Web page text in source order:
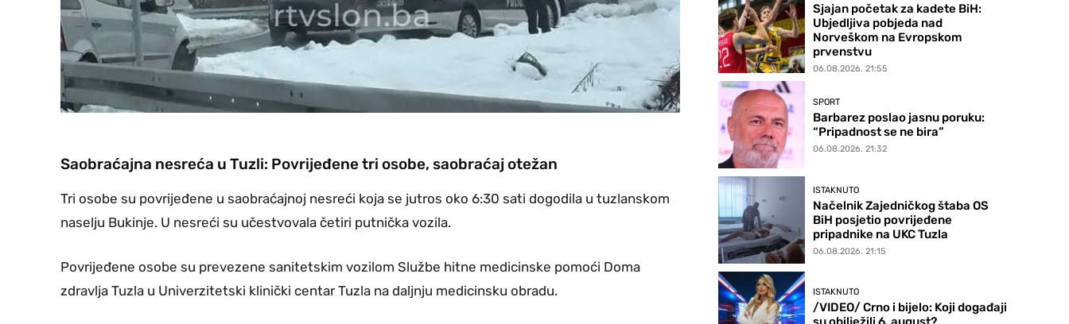
Saobraćajna nesreća u Tuzli: Povrijeđene tri osobe, saobraćaj otežan
Tri osobe su povrijeđene u saobraćajnoj nesreći koja se jutros oko 6:30 sati dogodila u tuzlanskom
naselju Bukinje. U nesreći su učestvovala četiri putnička vozila.
Povrijeđene osobe su prevezene sanitetskim vozilom Službe hitne medicinske pomoći Doma
zdravlja Tuzla u Univerzitetski klinički centar Tuzla na daljnju medicinsku obradu.
Sjajan početak za kadete BiH:
Ubjedljiva pobjeda nad
Norveškom na Evropskom
prvenstvu
06.08.2026. 21:55
SPORT
Barbarez poslao jasnu poruku:
“Pripadnost se ne bira”
06.08.2026. 21:32
ISTAKNUTO
Načelnik Zajedničkog štaba OS
BiH posjetio povrijeđene
pripadnike na UKC Tuzla
06.08.2026. 21:15
ISTAKNUTO
/VIDEO/ Crno i bijelo: Koji događaji